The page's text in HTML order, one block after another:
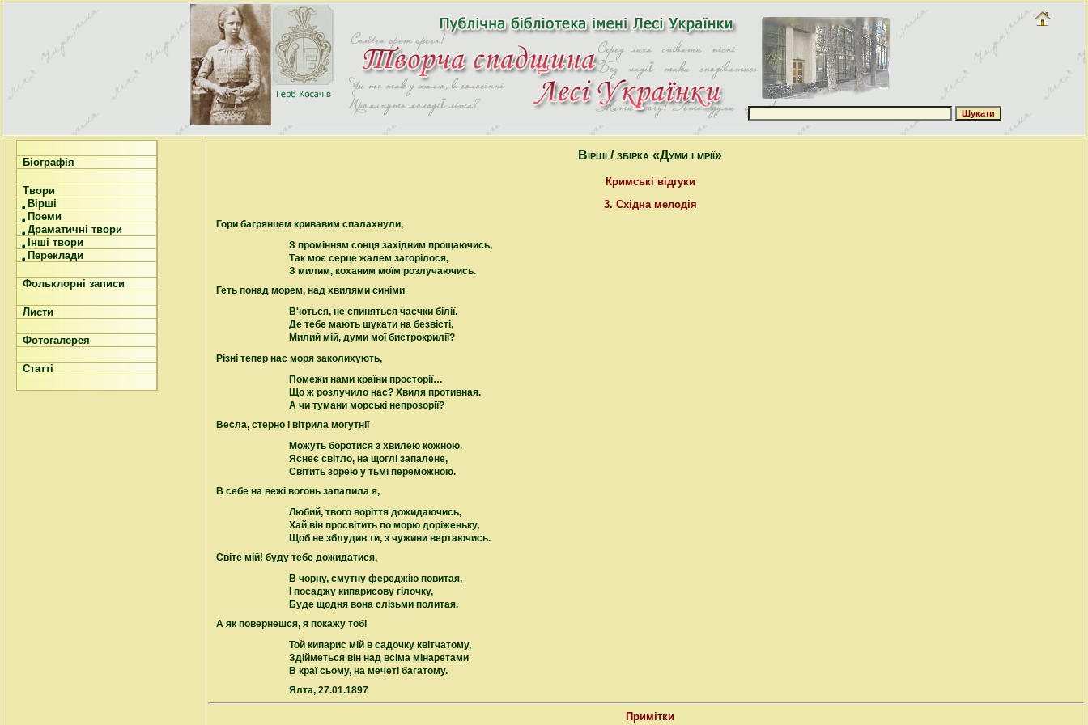
Біографія
Твори
Вірші
Поеми
Драматичні твори
Інші твори
Переклади
Фольклорні записи
Листи
Фотогалерея
Статті
Вірші / збірка «Думи і мрії»
Кримські відгуки
3. Східна мелодія
Гори багрянцем кривавим спалахнули,
З промінням сонця західним прощаючись,
Так моє серце жалем загорілося,
З милим, коханим моїм розлучаючись.
Геть понад морем, над хвилями синіми
В'ються, не спиняться чаєчки білії.
Де тебе мають шукати на безвісті,
Милий мій, думи мої бистрокрилії?
Різні тепер нас моря заколихують,
Помежи нами країни просторії…
Що ж розлучило нас? Хвиля противная.
А чи тумани морські непрозорії?
Весла, стерно і вітрила могутнії
Можуть боротися з хвилею кожною.
Яснеє світло, на щоглі запалене,
Світить зорею у тьмі переможною.
В себе на вежі вогонь запалила я,
Любий, твого воріття дожидаючись,
Хай він просвітить по морю доріженьку,
Щоб не зблудив ти, з чужини вертаючись.
Світе мій! буду тебе дожидатися,
В чорну, смутну фереджію повитая,
І посаджу кипарисову гілочку,
Буде щодня вона слізьми политая.
А як повернешся, я покажу тобі
Той кипарис мій в садочку квітчатому,
Здійметься він над всіма мінаретами
В краї сьому, на мечеті багатому.
Ялта, 27.01.1897
Примітки